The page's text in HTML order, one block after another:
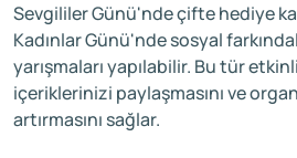
Sevgililer Günü'nde çifte hediye
Kadınlar Günü'nde sosyal
yarışmaları yapılabilir. Bu tür
içeriklerinizi paylaşmasını ve
artırmasını sağlar.